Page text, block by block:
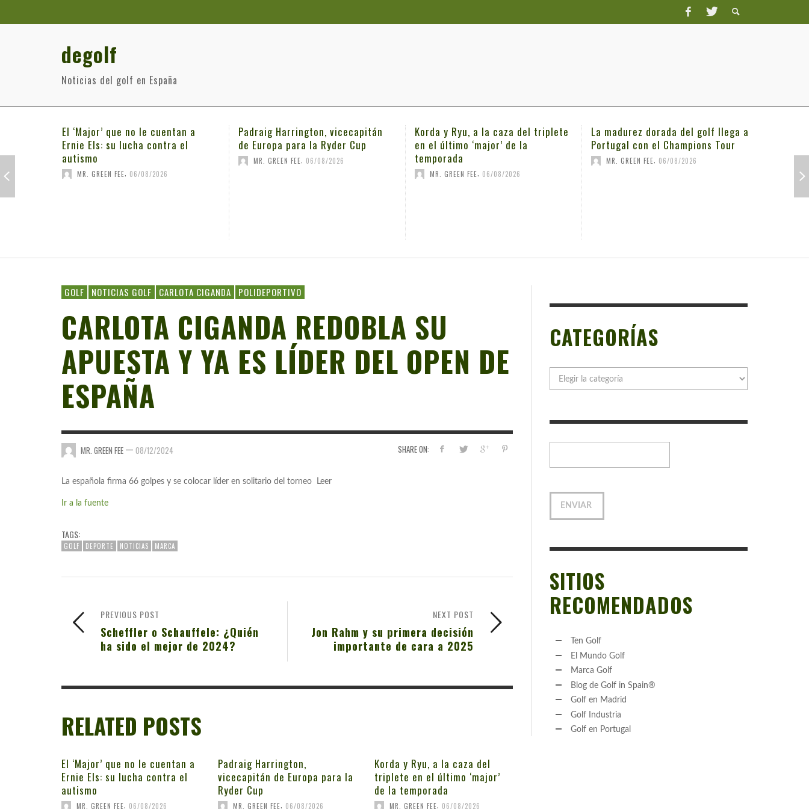
degolf
Noticias del golf en España
El ‘Major’ que no le cuentan a
Ernie Els: su lucha contra el
autismo
MR. GREEN FEE 06/08/2026
Padraig Harrington, vicecapitán
de Europa para la Ryder Cup
MR. GREEN FEE 06/08/2026
Korda y Ryu, a la caza del triplete
en el último ‘major’ de la
temporada
MR. GREEN FEE 06/08/2026
La madurez dorada del golf llega a
Portugal con el Champions Tour
MR. GREEN FEE 06/08/2026
GOLF NOTICIAS GOLF CARLOTA CIGANDA POLIDEPORTIVO
CARLOTA CIGANDA REDOBLA SU
APUESTA Y YA ES LÍDER DEL OPEN DE
ESPAÑA
SHARE ON:
MR. GREEN FEE — 08/12/2024
La española firma 66 golpes y se colocar líder en solitario del torneo Leer
Ir a la fuente
TAGS:
GOLF DEPORTE NOTICIAS MARCA
NEXT POST
Jon Rahm y su primera decisión
importante de cara a 2025
PREVIOUS POST
Scheffler o Schauffele: ¿Quién
ha sido el mejor de 2024?
RELATED POSTS
El ‘Major’ que no le cuentan a
Ernie Els: su lucha contra el
autismo
MR. GREEN FEE, 06/08/2026
Padraig Harrington,
vicecapitán de Europa para la
Ryder Cup
MR. GREEN FEE, 06/08/2026
Korda y Ryu, a la caza del
triplete en el último ‘major’
de la temporada
MR. GREEN FEE, 06/08/2026
CATEGORÍAS
SITIOS
RECOMENDADOS
Ten Golf
El Mundo Golf
Marca Golf
Blog de Golf in Spain®
Golf en Madrid
Golf Industria
Golf en Portugal